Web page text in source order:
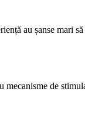
au șanse mari
de